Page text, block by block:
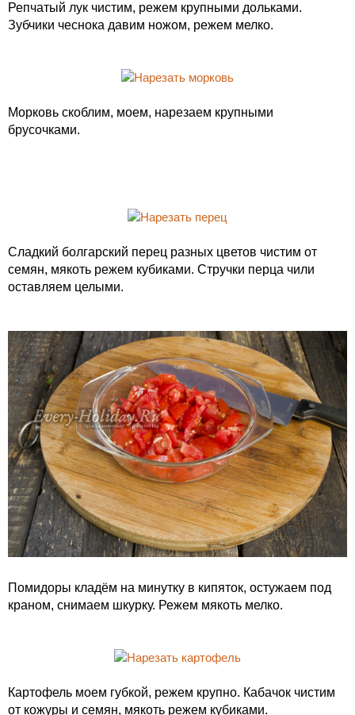
Репчатый лук чистим, режем крупными дольками.
Зубчики чеснока давим ножом, режем мелко.
Морковь скоблим, моем, нарезаем крупными
брусочками.
Сладкий болгарский перец разных цветов чистим от
семян, мякоть режем кубиками. Стручки перца чили
оставляем целыми.
Помидоры кладём на минутку в кипяток, остужаем под
краном, снимаем шкурку. Режем мякоть мелко.
Картофель моем губкой, режем крупно. Кабачок чистим
от кожуры и семян, мякоть режем кубиками.